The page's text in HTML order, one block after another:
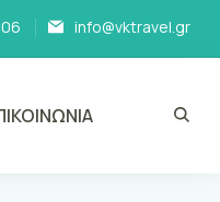
info@vktravel.gr